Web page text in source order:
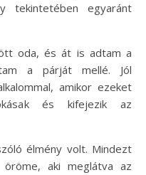
tekintetében egyaránt
oda, és át is adtam a
a párját mellé. Jól
amikor ezeket
és kifejezik az
élmény volt. Mindezt
aki meglátva az